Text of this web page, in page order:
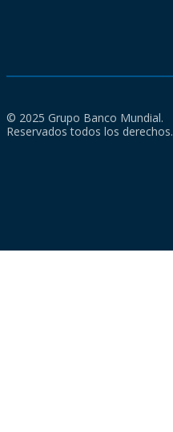
© 2025 Grupo Banco Mundial.
Reservados todos los derechos.